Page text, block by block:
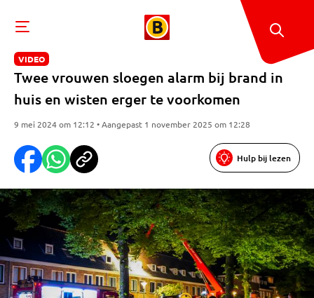
VIDEO
Twee vrouwen sloegen alarm bij brand in
huis en wisten erger te voorkomen
9 mei 2024 om 12:12 • Aangepast 1 november 2025 om 12:28
Hulp bij lezen